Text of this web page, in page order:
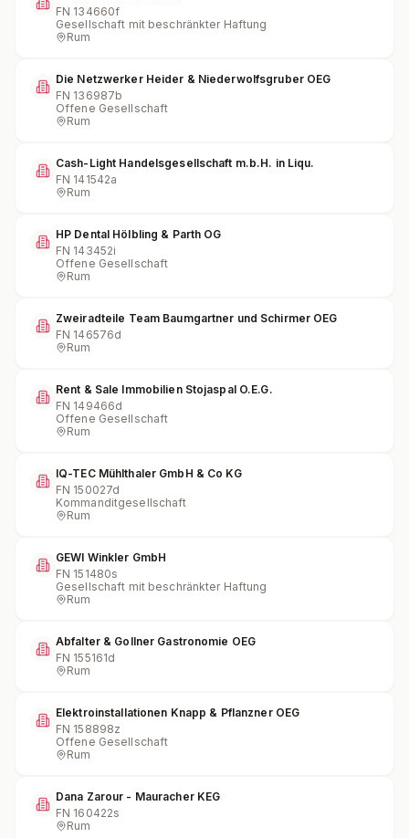
FN 134660f
Gesellschaft mit beschränkter Haftung
Rum
Die Netzwerker Heider & Niederwolfsgruber OEG
FN 136987b
Offene Gesellschaft
Rum
Cash-Light Handelsgesellschaft m.b.H. in Liqu.
FN 141542a
Rum
HP Dental Hölbling & Parth OG
FN 143452i
Offene Gesellschaft
Rum
Zweiradteile Team Baumgartner und Schirmer OEG
FN 146576d
Rum
Rent & Sale Immobilien Stojaspal O.E.G.
FN 149466d
Offene Gesellschaft
Rum
IQ-TEC Mühlthaler GmbH & Co KG
FN 150027d
Kommanditgesellschaft
Rum
GEWI Winkler GmbH
FN 151480s
Gesellschaft mit beschränkter Haftung
Rum
Abfalter & Gollner Gastronomie OEG
FN 155161d
Rum
Elektroinstallationen Knapp & Pflanzner OEG
FN 158898z
Offene Gesellschaft
Rum
Dana Zarour - Mauracher KEG
FN 160422s
Rum